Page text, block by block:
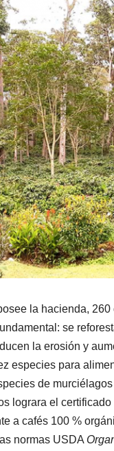
la hacienda,
se
la erosión y
especies para
de
lograra el certificado
a cafés 100 %
normas USDA